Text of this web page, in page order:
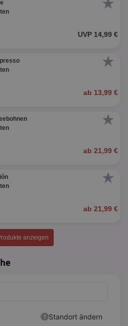
UVP 14,99 €
★
ab 13,99 €
★
ab 21,99 €
★
ab 21,99 €
anzeigen